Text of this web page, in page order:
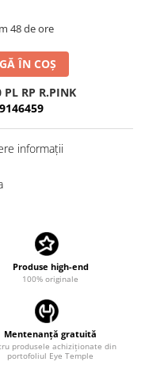
48 de ore
ÎN COȘ
RP R.PINK
informații
Produse high-end
100% originale
Mentenanță gratuită
produsele achiziționate din
portofoliul Eye Temple